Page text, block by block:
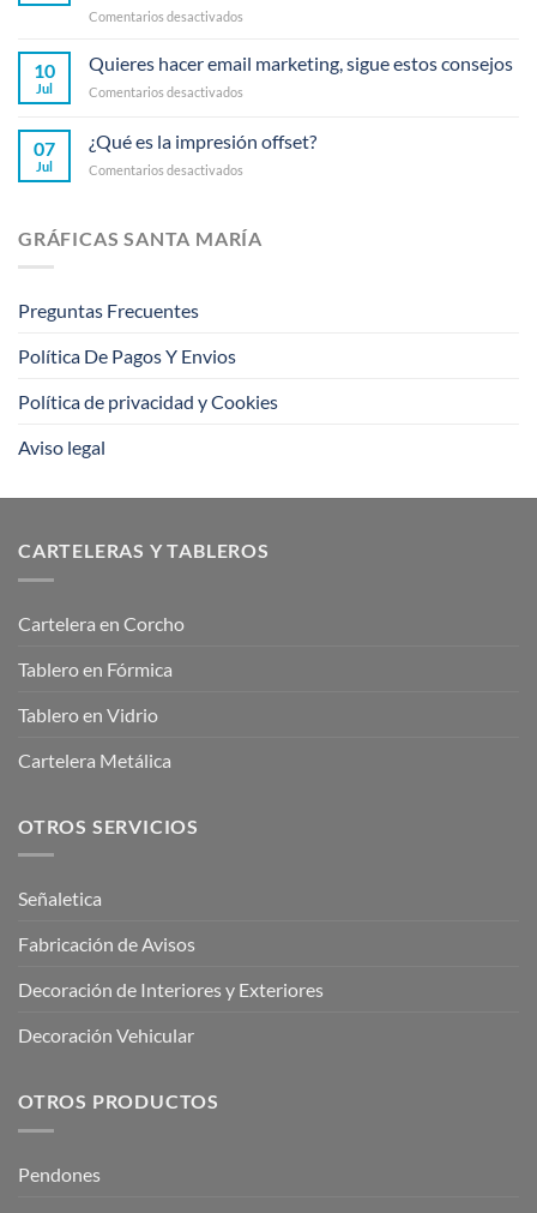
Comentarios desactivados
ejemplos
de
ambient
que
barreras
10
Jul
Quieres hacer email marketing, sigue estos consejos
Comentarios desactivados
email
marketing,
consejos
07
Jul
¿Qué es la impresión offset?
Comentarios desactivados
la
impresión
GRÁFICAS SANTA MARÍA
Preguntas Frecuentes
Política De Pagos Y Envios
Política de privacidad y Cookies
Aviso legal
CARTELERAS Y TABLEROS
Cartelera en Corcho
Tablero en Fórmica
Tablero en Vidrio
Cartelera Metálica
OTROS SERVICIOS
Señaletica
Fabricación de Avisos
Decoración de Interiores y Exteriores
Decoración Vehicular
OTROS PRODUCTOS
Pendones